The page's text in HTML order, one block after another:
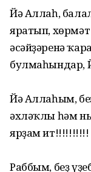
Йә Аллаһ,
яратып,
әсәйҙәренә
булмаһындар,
Йә Аллаһым,
әхләҡлы һәм
ярҙам ит!!!!!!!!!!
Раббым, беҙ